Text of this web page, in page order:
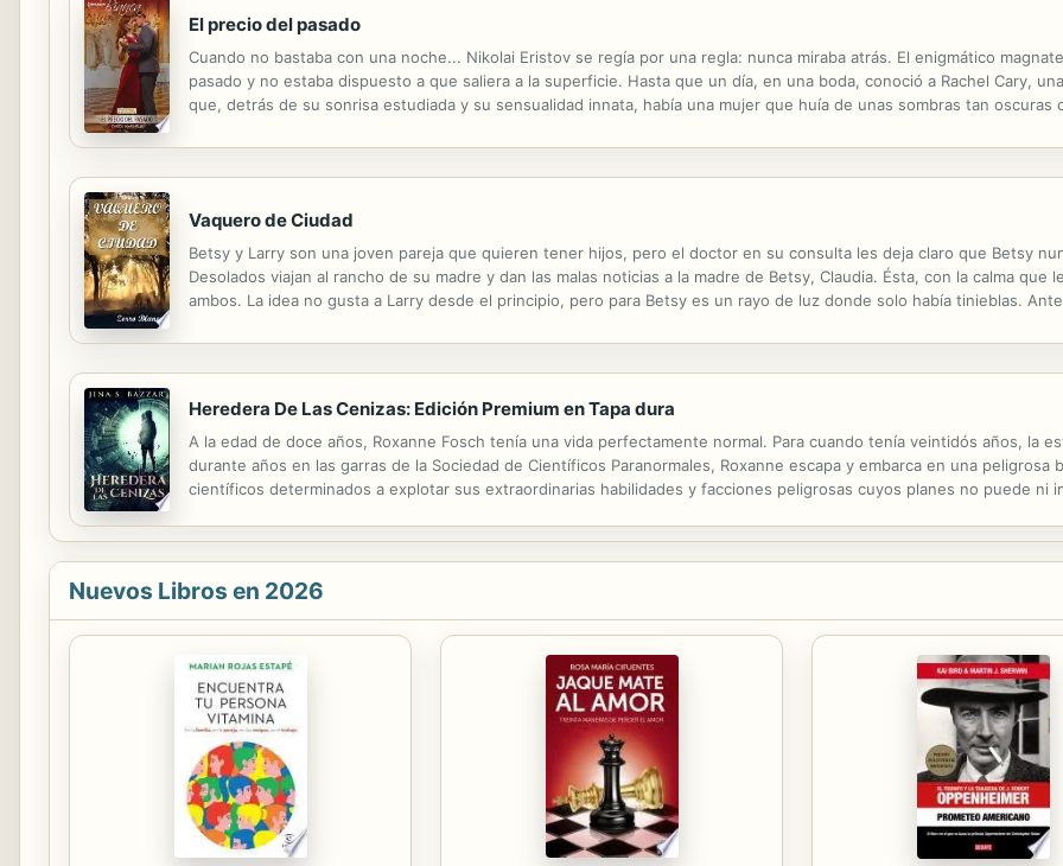
El precio del pasado
Cuando no bastaba con una noche... Nikolai Eristov se regía por una regla: nunca miraba atrás. El enigmático
pasado y no estaba dispuesto a que saliera a la superficie. Hasta que un día, en una boda, conoció a Rachel Cary,
que, detrás de su sonrisa estudiada y su sensualidad innata, había una mujer que huía de unas sombras tan oscuras
Vaquero de Ciudad
Betsy y Larry son una joven pareja que quieren tener hijos, pero el doctor en su consulta les deja claro que Betsy
Desolados viajan al rancho de su madre y dan las malas noticias a la madre de Betsy, Claudia. Ésta, con la calma que
ambos. La idea no gusta a Larry desde el principio, pero para Betsy es un rayo de luz donde solo había tinieblas.
Heredera De Las Cenizas: Edición Premium en Tapa dura
A la edad de doce años, Roxanne Fosch tenía una vida perfectamente normal. Para cuando tenía veintidós años, la
durante años en las garras de la Sociedad de Científicos Paranormales, Roxanne escapa y embarca en una peligrosa
científicos determinados a explotar sus extraordinarias habilidades y facciones peligrosas cuyos planes no puede ni
Nuevos Libros en 2026